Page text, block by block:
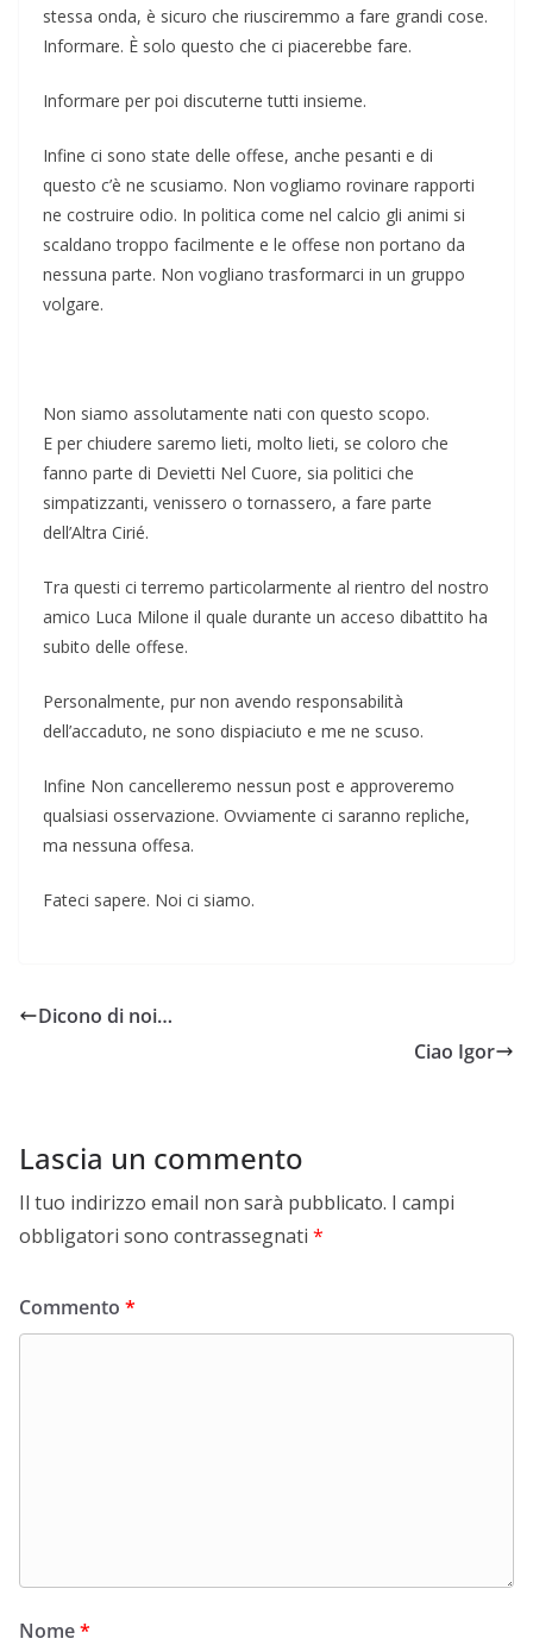
stessa onda, è sicuro che riusciremmo a fare grandi cose.
Informare. È solo questo che ci piacerebbe fare.
Informare per poi discuterne tutti insieme.
Infine ci sono state delle offese, anche pesanti e di
questo c’è ne scusiamo. Non vogliamo rovinare rapporti
ne costruire odio. In politica come nel calcio gli animi si
scaldano troppo facilmente e le offese non portano da
nessuna parte. Non vogliano trasformarci in un gruppo
volgare.
Non siamo assolutamente nati con questo scopo.
E per chiudere saremo lieti, molto lieti, se coloro che
fanno parte di Devietti Nel Cuore, sia politici che
simpatizzanti, venissero o tornassero, a fare parte
dell’Altra Cirié.
Tra questi ci terremo particolarmente al rientro del nostro
amico Luca Milone il quale durante un acceso dibattito ha
subito delle offese.
Personalmente, pur non avendo responsabilità
dell’accaduto, ne sono dispiaciuto e me ne scuso.
Infine Non cancelleremo nessun post e approveremo
qualsiasi osservazione. Ovviamente ci saranno repliche,
ma nessuna offesa.
Fateci sapere. Noi ci siamo.
Dicono di noi…
Ciao Igor
Lascia un commento
Il tuo indirizzo email non sarà pubblicato. I campi
obbligatori sono contrassegnati *
Commento *
Nome*